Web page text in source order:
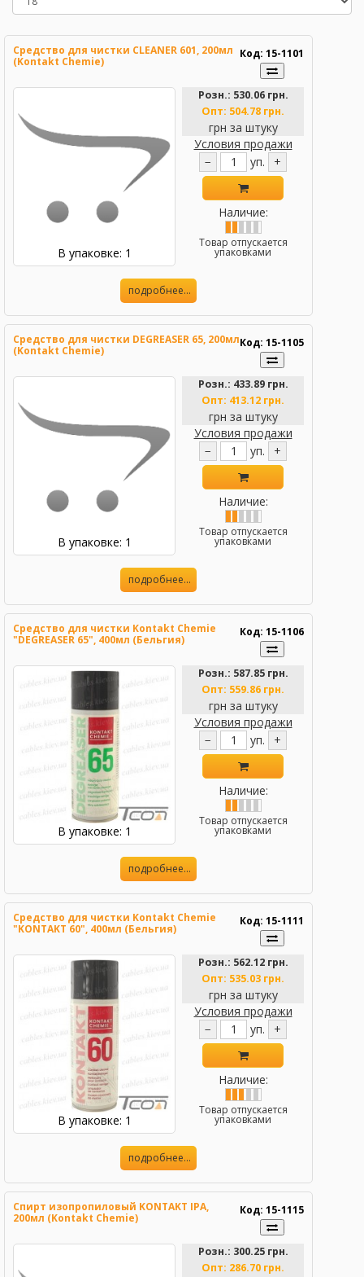
Средство для чистки CLEANER 601, 200мл
(Kontakt Chemie)
Код: 15-1101
В упаковке: 1
Розн.: 530.06 грн.
Опт: 504.78 грн.
грн за штуку
Условия продажи
−
уп. +
Наличие:
Товар отпускается
упаковками
подробнее...
Средство для чистки DEGREASER 65, 200мл
(Kontakt Chemie)
Код: 15-1105
В упаковке: 1
Розн.: 433.89 грн.
Опт: 413.12 грн.
грн за штуку
Условия продажи
−
уп. +
Наличие:
Товар отпускается
упаковками
подробнее...
Средство для чистки Kontakt Chemie
"DEGREASER 65", 400мл (Бельгия)
Код: 15-1106
В упаковке: 1
Розн.: 587.85 грн.
Опт: 559.86 грн.
грн за штуку
Условия продажи
−
уп. +
Наличие:
Товар отпускается
упаковками
подробнее...
Средство для чистки Kontakt Chemie
"KONTAKT 60", 400мл (Бельгия)
Код: 15-1111
В упаковке: 1
Розн.: 562.12 грн.
Опт: 535.03 грн.
грн за штуку
Условия продажи
−
уп. +
Наличие:
Товар отпускается
упаковками
подробнее...
Спирт изопропиловый KONTAKT IPA,
200мл (Kontakt Chemie)
Код: 15-1115
Розн.: 300.25 грн.
Опт: 286.70 грн.